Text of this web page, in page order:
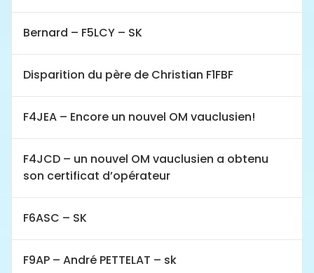
Bernard – F5LCY – SK
Disparition du père de Christian F1FBF
F4JEA – Encore un nouvel OM vauclusien!
F4JCD – un nouvel OM vauclusien a obtenu
son certificat d’opérateur
F6ASC – SK
F9AP – André PETTELAT – sk